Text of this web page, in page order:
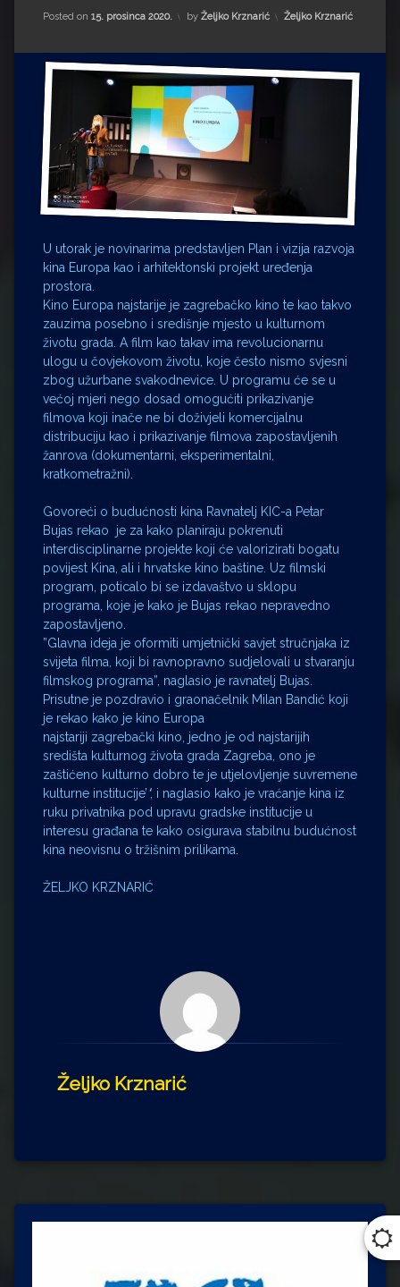
Matea Andrić
Ljiljana Lekanić-Kljaić
Željko Krznarić
Mario Lovreković
Miroslav Šantek
Posted on 15. prosinca 2020. by Željko Krznarić Kategorije:
Željko Krznarić
U utorak je novinarima predstavljen Plan i vizija razvoja
kina Europa kao i arhitektonski projekt uređenja
prostora.
Kino Europa najstarije je zagrebačko kino te kao takvo
zauzima posebno i središnje mjesto u kulturnom
životu grada. A film kao takav ima revolucionarnu
ulogu u čovjekovom životu, koje često nismo svjesni
zbog užurbane svakodnevice. U programu će se u
većoj mjeri nego dosad omogućiti prikazivanje
filmova koji inače ne bi doživjeli komercijalnu
distribuciju kao i prikazivanje filmova zapostavljenih
žanrova (dokumentarni, eksperimentalni,
kratkometražni).
Govoreći o budućnosti kina Ravnatelj KIC-a Petar
Bujas rekao je za kako planiraju pokrenuti
interdisciplinarne projekte koji će valorizirati bogatu
povijest Kina, ali i hrvatske kino baštine. Uz filmski
program, poticalo bi se izdavaštvo u sklopu
programa, koje je kako je Bujas rekao nepravedno
zapostavljeno.
”Glavna ideja je oformiti umjetnički savjet stručnjaka iz
svijeta filma, koji bi ravnopravno sudjelovali u stvaranju
filmskog programa”, naglasio je ravnatelj Bujas.
Prisutne je pozdravio i graonačelnik Milan Bandić koji
je rekao kako je kino Europa
najstariji zagrebački kino, jedno je od najstarijih
središta kulturnog života grada Zagreba, ono je
zaštićeno kulturno dobro te je utjelovljenje suvremene
kulturne institucije’‘, i naglasio kako je vraćanje kina iz
ruku privatnika pod upravu gradske institucije u
interesu građana te kako osigurava stabilnu budućnost
kina neovisnu o tržišnim prilikama.
ŽELJKO KRZNARIĆ
Željko Krznarić